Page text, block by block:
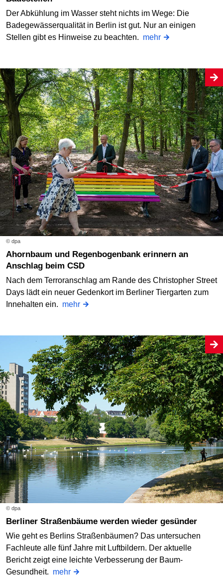
Der Abkühlung im Wasser steht nichts im Wege: Die
Badegewässerqualität in Berlin ist gut. Nur an einigen
Stellen gibt es Hinweise zu beachten. mehr
© dpa
Ahornbaum und Regenbogenbank erinnern an
Anschlag beim CSD
Nach dem Terroranschlag am Rande des Christopher Street
Days lädt ein neuer Gedenkort im Berliner Tiergarten zum
Innehalten ein. mehr
© dpa
Berliner Straßenbäume werden wieder gesünder
Wie geht es Berlins Straßenbäumen? Das untersuchen
Fachleute alle fünf Jahre mit Luftbildern. Der aktuelle
Bericht zeigt eine leichte Verbesserung der Baum-
Gesundheit. mehr